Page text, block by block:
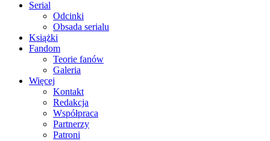
Serial
Odcinki
Obsada serialu
Książki
Fandom
Teorie fanów
Galeria
Więcej
Kontakt
Redakcja
Współpraca
Partnerzy
Patroni